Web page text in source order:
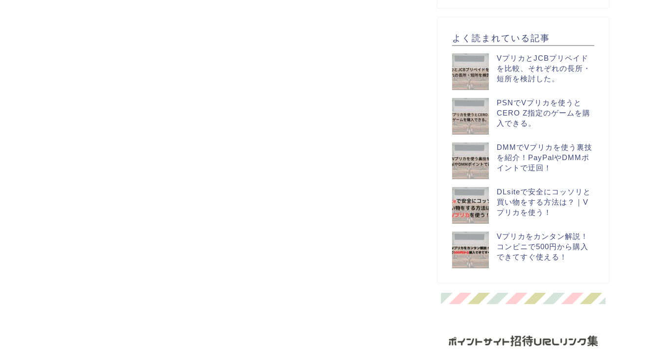
よく読まれている記事
VプリカとJCBプリペイド
を比較、それぞれの長所・
短所を検討した。
PSNでVプリカを使うと
CERO Z指定のゲームを購
入できる。
DMMでVプリカを使う裏技
を紹介！PayPalやDMMポ
イントで迂回！
DLsiteで安全にコッソリと
買い物をする方法は？｜V
プリカを使う！
Vプリカをカンタン解説！
コンビニで500円から購入
できてすぐ使える！